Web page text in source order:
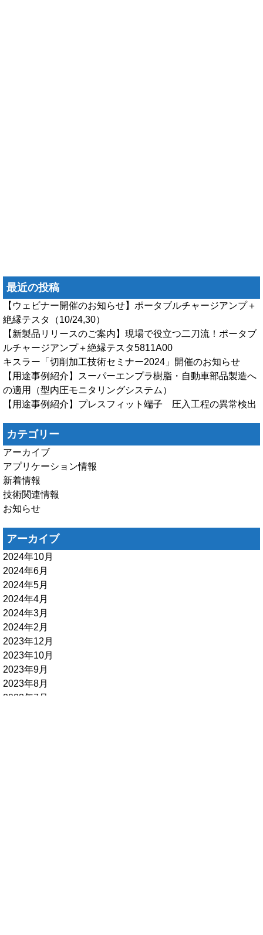
最近の投稿
【ウェビナー開催のお知らせ】ポータブルチャージアンプ＋
絶縁テスタ（10/24,30）
【新製品リリースのご案内】現場で役立つ二刀流！ポータブ
ルチャージアンプ＋絶縁テスタ5811A00
キスラー「切削加工技術セミナー2024」開催のお知らせ
【用途事例紹介】スーパーエンプラ樹脂・自動車部品製造へ
の適用（型内圧モニタリングシステム）
【用途事例紹介】プレスフィット端子 圧入工程の異常検出
カテゴリー
アーカイブ
アプリケーション情報
新着情報
技術関連情報
お知らせ
アーカイブ
2024年10月
2024年6月
2024年5月
2024年4月
2024年3月
2024年2月
2023年12月
2023年10月
2023年9月
2023年8月
2023年7月